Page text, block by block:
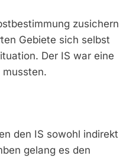
zusichern
Gebiete sich selbst
Der IS war eine
mussten.
den IS sowohl indirekt
gelang es den